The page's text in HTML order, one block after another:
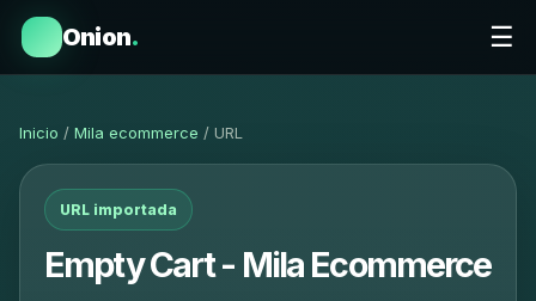
Onion. ☰
Inicio / Mila ecommerce / URL
URL importada
Empty Cart - Mila Ecommerce